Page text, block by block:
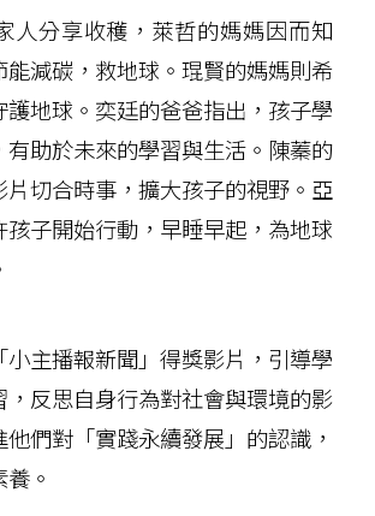
人分享收穫，萊哲的媽媽因而知
能減碳，救地球。琨賢的媽媽則希
護地球。奕廷的爸爸指出，孩子學
有助於未來的學習與生活。陳蓁的
切合時事，擴大孩子的視野。亞
子開始行動，早睡早起，為地球
主播報新聞」得獎影片，引導學
，反思自身行為對社會與環境的影
們對「實踐永續發展」的認識，
。